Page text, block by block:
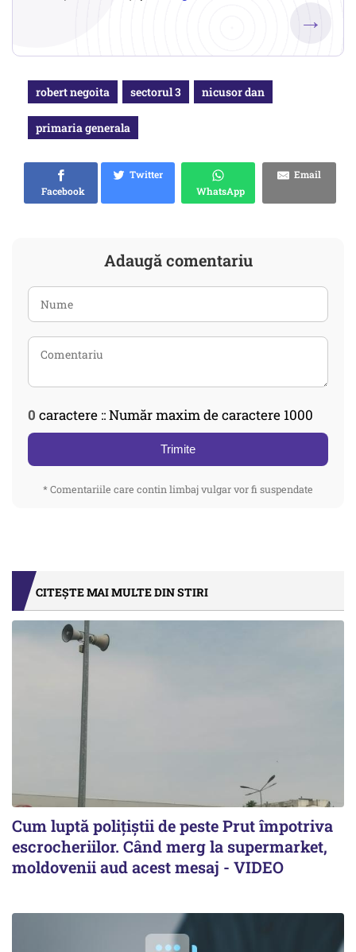
→
robert negoita sectorul 3 nicusor dan
primaria generala
Facebook
Twitter
WhatsApp
Email
Adaugă comentariu
0 caractere :: Număr maxim de caractere 1000
Trimite
* Comentariile care contin limbaj vulgar vor fi suspendate
CITEȘTE MAI MULTE DIN STIRI
Cum luptă polițiștii de peste Prut împotriva
escrocheriilor. Când merg la supermarket,
moldovenii aud acest mesaj - VIDEO